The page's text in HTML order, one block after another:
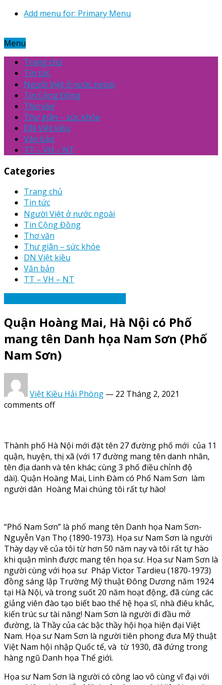
Add menu for: Primary Menu
Menu
Trang chủ
Tin tức
Người Việt ở nước ngoài
Tin Cộng Đồng
Thơ văn
Thư giãn – sức khỏe
DN Việt kiều
Văn bản
TT – VH – NT
Categories
Trang chủ
Tin tức
Người Việt ở nước ngoài
Tin Cộng Đồng
Thơ văn
Thư giãn – sức khỏe
DN Việt kiều
Văn bản
TT – VH – NT
Quận Hoàng Mai, Hà Nội có Phố
mang tên Danh họa Nam Sơn (Phố
Nam Sơn)
Việt Kiều Hải Phòng — 22 Tháng 2, 2021
comments off
Thành phố Hà Nội mới đặt tên 27 đường phố mới của 11
quận, huyện, thị xã (với 17 đường mang tên danh nhân,
tên địa danh và tên khác; cùng 3 phố điều chỉnh độ
dài). Quận Hoàng Mai, Linh Đàm có Phố Nam Sơn làm
người dân Hoàng Mai chúng tôi rất tự hào!
“Phố Nam Sơn” là phố mang tên Danh họa Nam Sơn-
Nguyễn Vạn Thọ (1890-1973). Họa sư Nam Sơn là người
Thày dạy vẽ của tôi từ hơn 50 năm nay và tôi rất tự hào
khi quận mình được mang tên họa sư. Họa sư Nam Sơn là
người cùng với họa sư Pháp Victor Tardieu (1870-1973)
đồng sáng lập Trường Mỹ thuật Đông Dương năm 1924
tại Hà Nội, và trong suốt 20 năm hoạt động, đã cùng các
giảng viên đào tạo biết bao thế hệ họa sĩ, nhà điêu khắc,
kiến trúc sư tài năng! Nam Sơn là người đi đầu mở
đường, là Thầy của các bậc thầy hội họa hiện đại Việt
Nam. Họa sư Nam Sơn là người tiên phong đưa Mỹ thuật
Việt Nam hội nhập Quốc tế, và từ 1930, đã đứng trong
hàng ngũ Danh họa Thế giới.
Họa sư Nam Sơn là người có công lao vô cùng vĩ đại với